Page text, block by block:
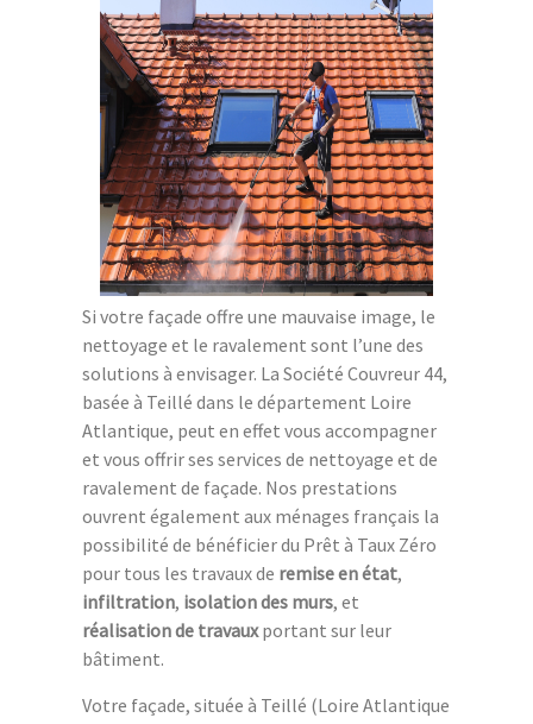
Si votre façade offre une mauvaise image, le
nettoyage et le ravalement sont l’une des
solutions à envisager. La Société Couvreur 44,
basée à Teillé dans le département Loire
Atlantique, peut en effet vous accompagner
et vous offrir ses services de nettoyage et de
ravalement de façade. Nos prestations
ouvrent également aux ménages français la
possibilité de bénéficier du Prêt à Taux Zéro
pour tous les travaux de remise en état,
infiltration, isolation des murs, et
réalisation de travauxportant sur leur
bâtiment.
Votre façade, située à Teillé (Loire Atlantique